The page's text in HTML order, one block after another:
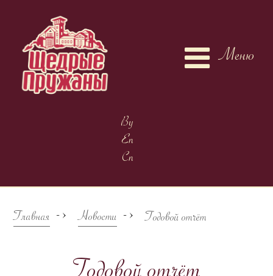
Меню
By
En
Cn
Главная -> Новости -> Годовой отчёт